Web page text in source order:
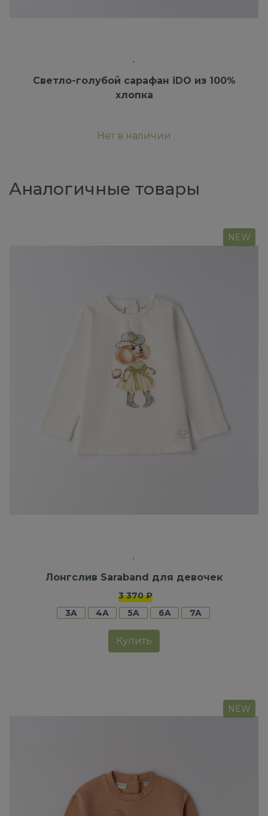
Светло-голубой сарафан iDO из 100%
хлопка
Нет в наличии
Аналогичные товары
NEW
Лонгслив Saraband для девочек
3 370 ₽
3A
4A 5A 6A 7A
Купить
NEW